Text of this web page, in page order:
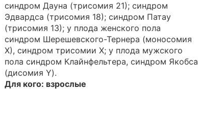
синдром Дауна (трисомия 21); синдром
Эдвардса (трисомия 18); синдром Патау
(трисомия 13); у плода женского пола
синдром Шерешевского-Тернера (моносомия
Х), синдром трисомии Х; у плода мужского
пола синдром Клайнфельтера, синдром Якобса
(дисомия Y).
Для кого: взрослые